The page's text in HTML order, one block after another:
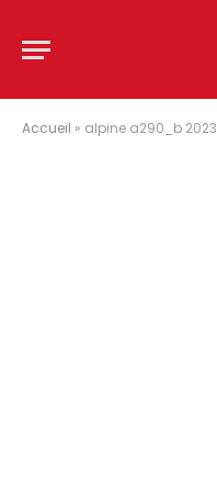
Accueil » alpine a290_b 2023